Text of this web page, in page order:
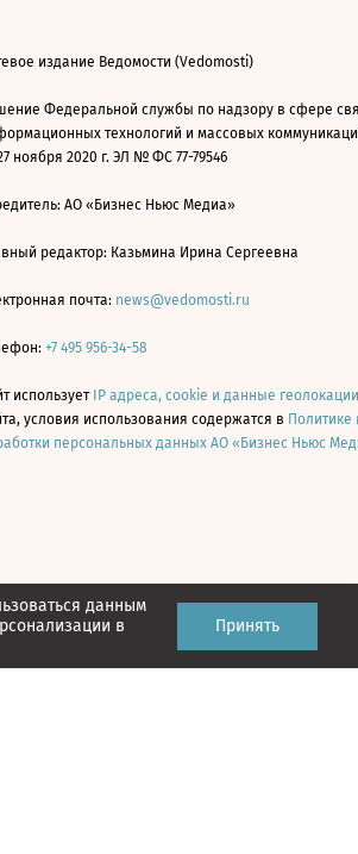
данным
в
Принять
издание Ведомости (Vedomosti)
Федеральной службы по надзору в сфере
технологий и массовых
ноября 2020 г. ЭЛ № ФС 77-79546
АО «Бизнес Ньюс Медиа»
редактор: Казьмина Ирина Сергеевна
почта: news@vedomosti.ru
+7 495 956-34-58
использует IP адреса, cookie и данные геолокации
условия использования содержатся в
персональных данных АО «Бизнес Ньюс